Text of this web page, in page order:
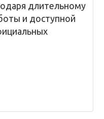
длительному
и доступной